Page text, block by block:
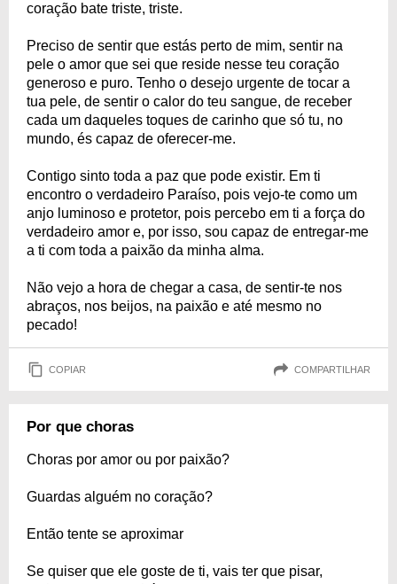
coração bate triste, triste.
Preciso de sentir que estás perto de mim, sentir na
pele o amor que sei que reside nesse teu coração
generoso e puro. Tenho o desejo urgente de tocar a
tua pele, de sentir o calor do teu sangue, de receber
cada um daqueles toques de carinho que só tu, no
mundo, és capaz de oferecer-me.
Contigo sinto toda a paz que pode existir. Em ti
encontro o verdadeiro Paraíso, pois vejo-te como um
anjo luminoso e protetor, pois percebo em ti a força do
verdadeiro amor e, por isso, sou capaz de entregar-me
a ti com toda a paixão da minha alma.
Não vejo a hora de chegar a casa, de sentir-te nos
abraços, nos beijos, na paixão e até mesmo no
pecado!
COPIAR COMPARTILHAR
Por que choras
Choras por amor ou por paixão?
Guardas alguém no coração?
Então tente se aproximar
Se quiser que ele goste de ti, vais ter que pisar,